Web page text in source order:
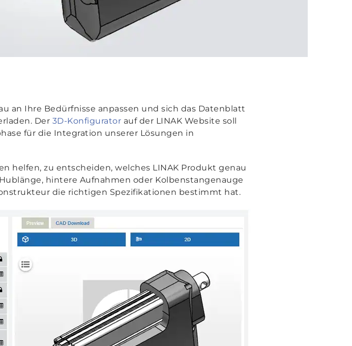
an Ihre Bedürfnisse anpassen und sich das Datenblatt
Der 3D-Konfigurator auf der LINAK Website soll
für die Integration unserer Lösungen in
helfen, zu entscheiden, welches LINAK Produkt genau
hintere Aufnahmen oder Kolbenstangenauge
die richtigen Spezifikationen bestimmt hat.